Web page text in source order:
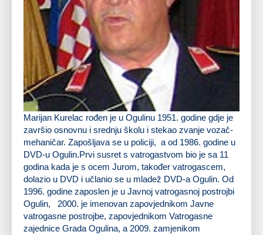
Marijan Kurelac rođen je u Ogulinu 1951. godine gdje je
završio osnovnu i srednju školu i stekao zvanje vozač-
mehaničar. Zapošljava se u policiji, a od 1986. godine u
DVD-u Ogulin.Prvi susret s vatrogastvom bio je sa 11
godina kada je s ocem Jurom, također vatrogascem,
dolazio u DVD i učlanio se u mladež DVD-a Ogulin. Od
1996. godine zaposlen je u Javnoj vatrogasnoj postrojbi
Ogulin, 2000. je imenovan zapovjednikom Javne
vatrogasne postrojbe, zapovjednikom Vatrogasne
zajednice Grada Ogulina, a 2009. zamjenikom